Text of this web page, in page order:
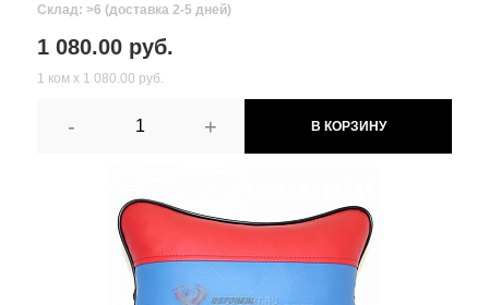
Склад: >6 (доставка 2-5 дней)
1 080.00 руб.
1 ком х 1 080.00 руб.
- + В КОРЗИНУ